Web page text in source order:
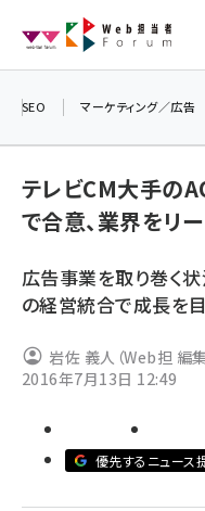
ン
ai (2811)
note (2315)
z世代 (1623)
SEO マーケティング／広告
テレビCM大手の
で合意、業界をリ
広告事業を取り巻く
の経営統合で成長を
岩佐 義人（Web担 編集
2016年7月13日 12:49
優先するニュース